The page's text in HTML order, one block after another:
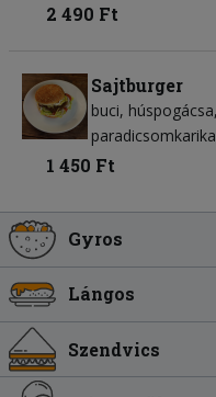
2 490 Ft
Sajtburger
buci húspogácsa
paradicsomkarika
1 450 Ft
Gyros
Lángos
Szendvics